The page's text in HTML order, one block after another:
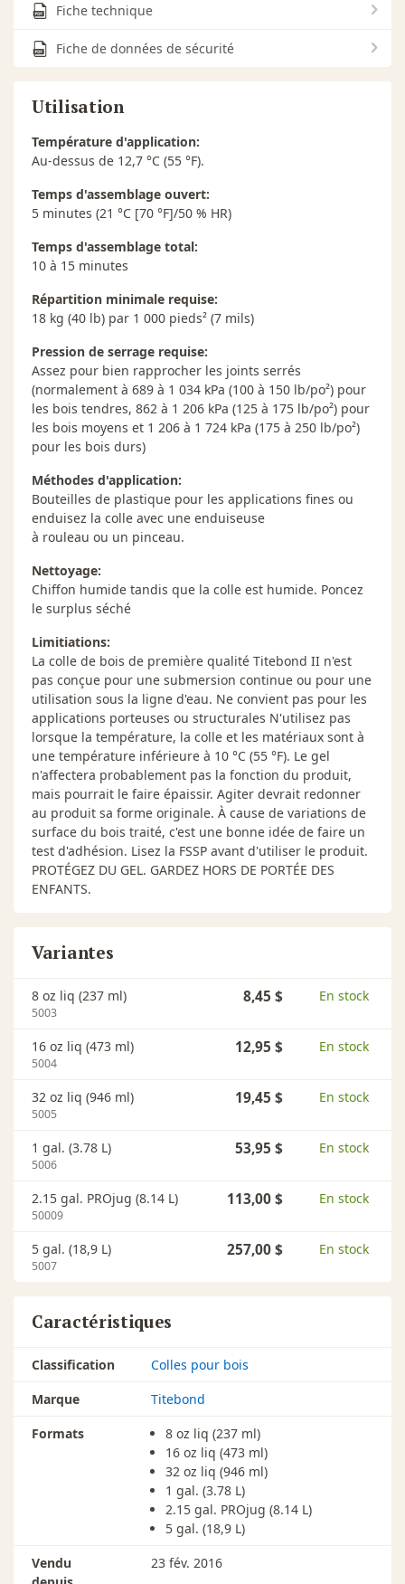
Fiche technique
Fiche de données de sécurité
Utilisation
Température d'application:
Au-dessus de 12,7 °C (55 °F).
Temps d'assemblage ouvert:
5 minutes (21 °C [70 °F]/50 % HR)
Temps d'assemblage total:
10 à 15 minutes
Répartition minimale requise:
18 kg (40 lb) par 1 000 pieds² (7 mils)
Pression de serrage requise:
Assez pour bien rapprocher les joints serrés
(normalement à 689 à 1 034 kPa (100 à 150 lb/po²) pour
les bois tendres, 862 à 1 206 kPa (125 à 175 lb/po²) pour
les bois moyens et 1 206 à 1 724 kPa (175 à 250 lb/po²)
pour les bois durs)
Méthodes d'application:
Bouteilles de plastique pour les applications fines ou
enduisez la colle avec une enduiseuse
à rouleau ou un pinceau.
Nettoyage:
Chiffon humide tandis que la colle est humide. Poncez
le surplus séché
Limitiations:
La colle de bois de première qualité Titebond II n'est
pas conçue pour une submersion continue ou pour une
utilisation sous la ligne d'eau. Ne convient pas pour les
applications porteuses ou structurales N'utilisez pas
lorsque la température, la colle et les matériaux sont à
une température inférieure à 10 °C (55 °F). Le gel
n'affectera probablement pas la fonction du produit,
mais pourrait le faire épaissir. Agiter devrait redonner
au produit sa forme originale. À cause de variations de
surface du bois traité, c'est une bonne idée de faire un
test d'adhésion. Lisez la FSSP avant d'utiliser le produit.
PROTÉGEZ DU GEL. GARDEZ HORS DE PORTÉE DES
ENFANTS.
Variantes
8 oz liq (237 ml)
5003
8,45 $ En stock
16 oz liq (473 ml)
5004
12,95 $ En stock
32 oz liq (946 ml)
5005
19,45 $ En stock
1 gal. (3.78 L)
5006
53,95 $ En stock
2.15 gal. PROjug (8.14 L)
50009
113,00 $ En stock
5 gal. (18,9 L)
5007
257,00 $ En stock
Caractéristiques
Classification
Colles pour bois
Marque
Titebond
Formats
8 oz liq (237 ml)
16 oz liq (473 ml)
32 oz liq (946 ml)
1 gal. (3.78 L)
2.15 gal. PROjug (8.14 L)
5 gal. (18,9 L)
Vendu
23 fév. 2016